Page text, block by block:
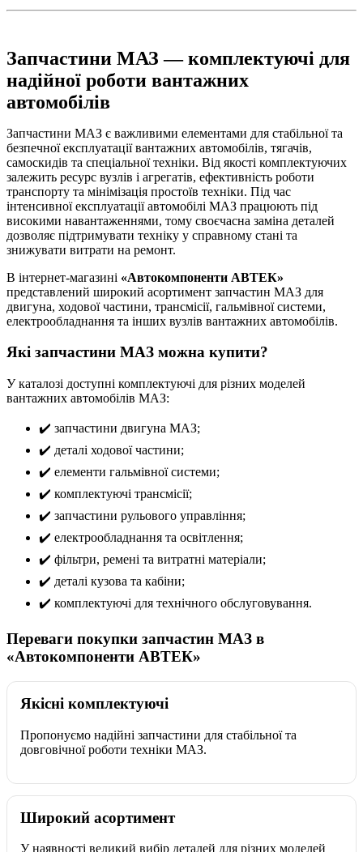
Запчастини МАЗ — комплектуючі для
надійної роботи вантажних
автомобілів
Запчастини МАЗ є важливими елементами для стабільної та
безпечної експлуатації вантажних автомобілів, тягачів,
самоскидів та спеціальної техніки. Від якості комплектуючих
залежить ресурс вузлів і агрегатів, ефективність роботи
транспорту та мінімізація простоїв техніки. Під час
інтенсивної експлуатації автомобілі МАЗ працюють під
високими навантаженнями, тому своєчасна заміна деталей
дозволяє підтримувати техніку у справному стані та
знижувати витрати на ремонт.
В інтернет-магазині «Автокомпоненти АВТЕК»
представлений широкий асортимент запчастин МАЗ для
двигуна, ходової частини, трансмісії, гальмівної системи,
електрообладнання та інших вузлів вантажних автомобілів.
Які запчастини МАЗ можна купити?
У каталозі доступні комплектуючі для різних моделей
вантажних автомобілів МАЗ:
✔️ запчастини двигуна МАЗ;
✔️ деталі ходової частини;
✔️ елементи гальмівної системи;
✔️ комплектуючі трансмісії;
✔️ запчастини рульового управління;
✔️ електрообладнання та освітлення;
✔️ фільтри, ремені та витратні матеріали;
✔️ деталі кузова та кабіни;
✔️ комплектуючі для технічного обслуговування.
Переваги покупки запчастин МАЗ в
«Автокомпоненти АВТЕК»
Якісні комплектуючі
Пропонуємо надійні запчастини для стабільної та
довговічної роботи техніки МАЗ.
Широкий асортимент
У наявності великий вибір деталей для різних моделей